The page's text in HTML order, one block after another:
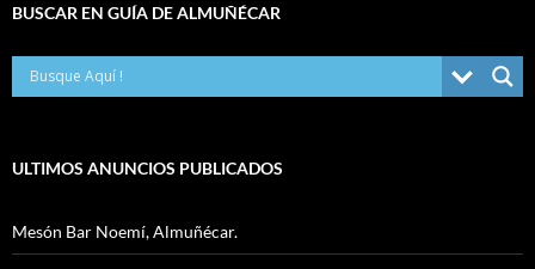
BUSCAR EN GUÍA DE ALMUÑÉCAR
ULTIMOS ANUNCIOS PUBLICADOS
Mesón Bar Noemí, Almuñécar.